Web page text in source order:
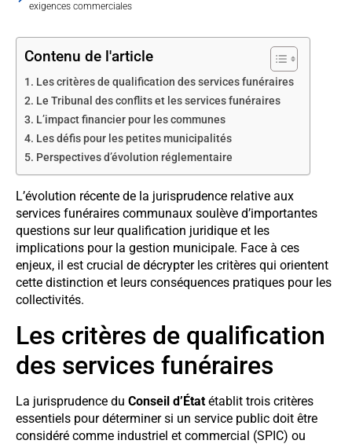
exigences commerciales
Contenu de l'article
Les critères de qualification des services funéraires
Le Tribunal des conflits et les services funéraires
L’impact financier pour les communes
Les défis pour les petites municipalités
Perspectives d’évolution réglementaire
L’évolution récente de la jurisprudence relative aux
services funéraires communaux soulève d’importantes
questions sur leur qualification juridique et les
implications pour la gestion municipale. Face à ces
enjeux, il est crucial de décrypter les critères qui orientent
cette distinction et leurs conséquences pratiques pour les
collectivités.
Les critères de qualification
des services funéraires
La jurisprudence du Conseil d’État établit trois critères
essentiels pour déterminer si un service public doit être
considéré comme industriel et commercial (SPIC) ou